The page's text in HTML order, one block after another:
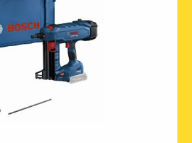
GNB 18V-38 Akku-Betonnagler